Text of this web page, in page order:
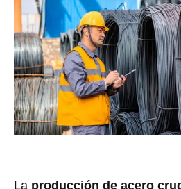
La producción de acero